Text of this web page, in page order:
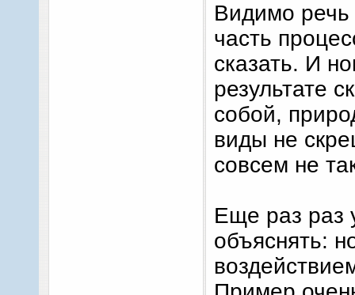
Видимо речь
часть
сказать. И
результате
собой,
виды не
совсем не
Еще раз раз
объяснять: